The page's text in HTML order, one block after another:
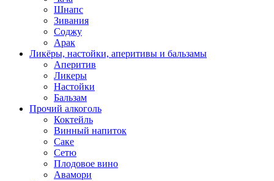
Шнапс
Зивания
Соджу
Арак
Ликёры, настойки, аперитивы и бальзамы
Аперитив
Ликеры
Настойки
Бальзам
Прочий алкоголь
Коктейль
Винный напиток
Саке
Сетю
Плодовое вино
Авамори